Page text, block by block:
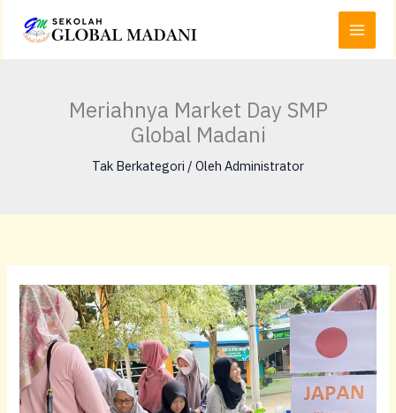
Main
Menu
Meriahnya Market Day SMP
Global Madani
Tak Berkategori / Oleh Administrator